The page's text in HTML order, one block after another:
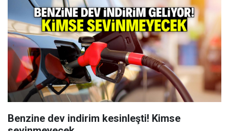
Benzine dev indirim kesinleşti! Kimse